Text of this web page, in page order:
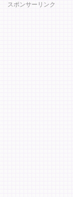
スポンサーリンク